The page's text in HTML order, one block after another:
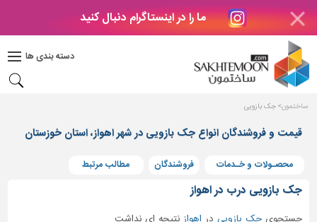
ما را در اینستاگرام دنبال کنید
دسته بندی ها
دکوراسیون
بتن
های
بتنی
و
پنجره
ساختمون جک بازویی
قیمت و فروشندگان انواع جک بازویی در شهر اهواز، استان خوزستان
محصـولات و خـدمات فروشندگان مطالب مرتبط
جک بازویی درب در اهواز
جستجویجک بازویی در اهواز نتیجه ای نداشت